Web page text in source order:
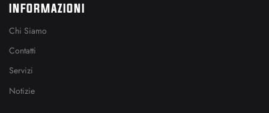
INFORMAZIONI
Chi Siamo
Contatti
Servizi
Notizie